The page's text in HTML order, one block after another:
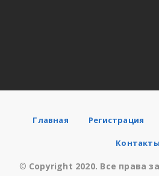
Главная Регистрация
Контакты
© Copyright 2020. Все права